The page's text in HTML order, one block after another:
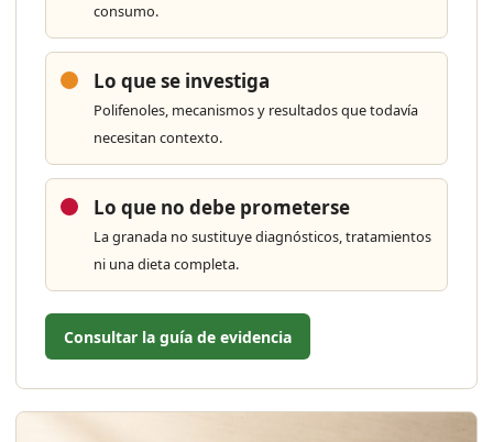
consumo.
Lo que se investiga
Polifenoles, mecanismos y resultados que todavía
necesitan contexto.
Lo que no debe prometerse
La granada no sustituye diagnósticos, tratamientos
ni una dieta completa.
Consultar la guía de evidencia